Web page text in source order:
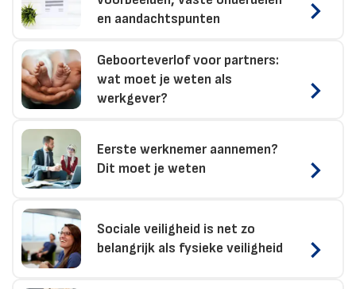
en aandachtspunten
Geboorteverlof voor partners:
wat moet je weten als
werkgever?
Eerste werknemer aannemen?
Dit moet je weten
Sociale veiligheid is net zo
belangrijk als fysieke veiligheid